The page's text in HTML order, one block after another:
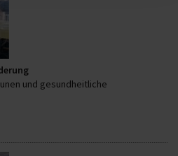
und gesundheitliche